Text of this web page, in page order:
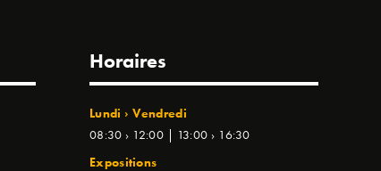
Horaires
Lundi › Vendredi
08:30 › 12:00 | 13:00 › 16:30
Expositions